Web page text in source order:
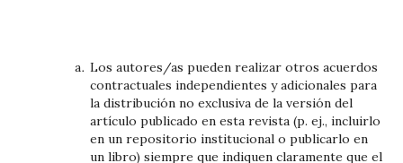
Los autores/as pueden realizar otros acuerdos
contractuales independientes y adicionales para
la distribución no exclusiva de la versión del
artículo publicado en esta revista (p. ej., incluirlo
en un repositorio institucional o publicarlo en
un libro) siempre que indiquen claramente que el